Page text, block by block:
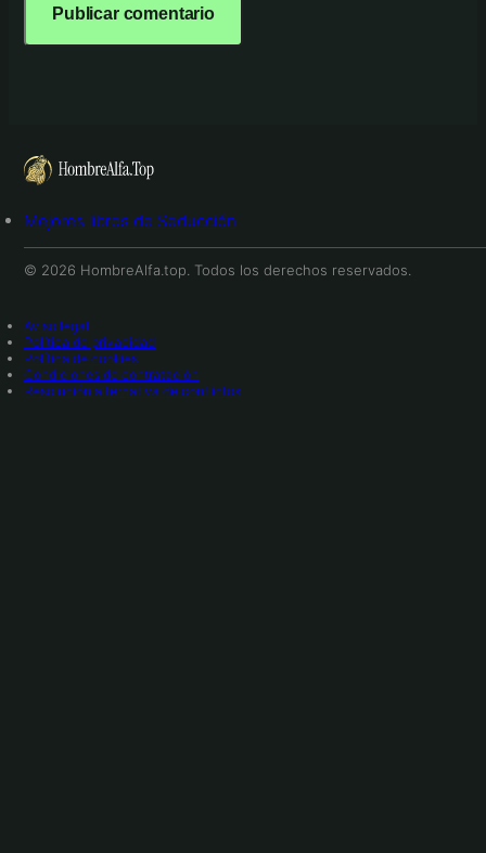
Mejores libros de Seducción
© 2026 HombreAlfa.top. Todos los derechos reservados.
Aviso legal
Política de privacidad
Política de cookies
Condiciones de contratación
Resolución alternativa de conflictos